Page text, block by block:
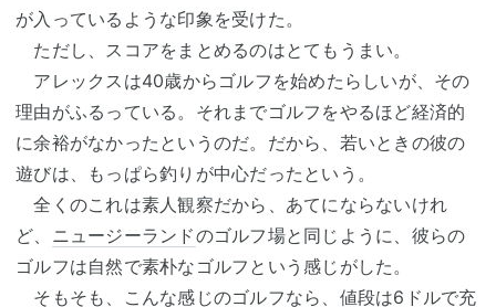
が入っているような印象を受けた。
ただし、スコアをまとめるのはとてもうまい。
アレックスは40歳からゴルフを始めたらしいが、その
理由がふるっている。それまでゴルフをやるほど経済的
に余裕がなかったというのだ。だから、若いときの彼の
遊びは、もっぱら釣りが中心だったという。
全くのこれは素人観察だから、あてにならないけれ
ど、 ニュージーランドのゴルフ場と同じように、彼らの
ゴルフは自然で素朴なゴルフという感じがした。
そもそも、こんな感じのゴルフなら、値段は6ドルで充